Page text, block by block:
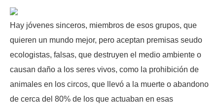
Hay jóvenes sinceros, miembros de esos grupos, que
quieren un mundo mejor, pero aceptan premisas seudo
ecologistas, falsas, que destruyen el medio ambiente o
causan daño a los seres vivos, como la prohibición de
animales en los circos, que llevó a la muerte o abandono
de cerca del 80% de los que actuaban en esas